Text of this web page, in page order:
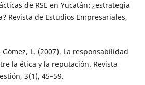
de RSE en Yucatán: ¿estrategia
Revista de Estudios Empresariales,
Gómez, L. (2007). La responsabilidad
la ética y la reputación. Revista
3(1), 45–59.